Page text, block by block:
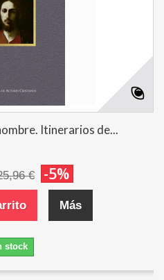
Itinerarios de...
€ -5%
Más
stock